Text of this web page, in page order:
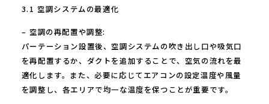
3.1 空調システムの最適化
– 空調の再配置や調整:
パーテーション設置後、空調システムの吹き出し口や吸気口
を再配置するか、ダクトを追加することで、空気の流れを最
適化します。また、必要に応じてエアコンの設定温度や風量
を調整し、各エリアで均一な温度を保つことが重要です。